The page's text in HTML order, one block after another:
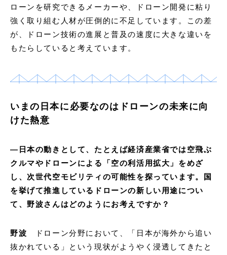
ローンを研究できるメーカーや、ドローン開発に粘り
強く取り組む人材が圧倒的に不足しています。この差
が、ドローン技術の進展と普及の速度に大きな違いを
もたらしていると考えています。
いまの日本に必要なのはドローンの未来に向
けた熱意
―日本の動きとして、たとえば経済産業省では空飛ぶ
クルマやドローンによる「空の利活用拡大」をめざ
し、次世代空モビリティの可能性を探っています。国
を挙げて推進しているドローンの新しい用途につい
て、野波さんはどのようにお考えですか？
野波
ドローン分野において、「日本が海外から追い
抜かれている」という現状がようやく浸透してきたと